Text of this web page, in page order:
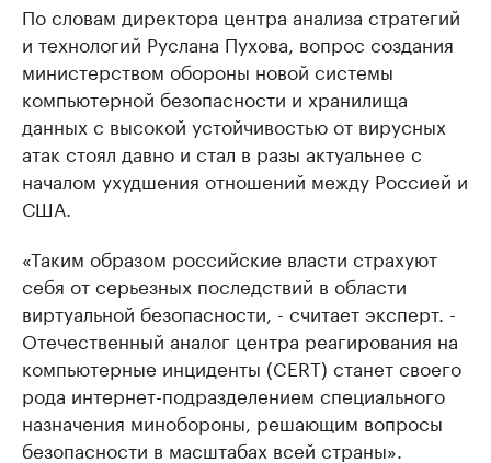
По словам директора центра анализа стратегий
и технологий Руслана Пухова, вопрос создания
министерством обороны новой системы
компьютерной безопасности и хранилища
данных с высокой устойчивостью от вирусных
атак стоял давно и стал в разы актуальнее с
началом ухудшения отношений между Россией и
США.
«Таким образом российские власти страхуют
себя от серьезных последствий в области
виртуальной безопасности, - считает эксперт. -
Отечественный аналог центра реагирования на
компьютерные инциденты (CERT) станет своего
рода интернет-подразделением специального
назначения минобороны, решающим вопросы
безопасности в масштабах всей страны».